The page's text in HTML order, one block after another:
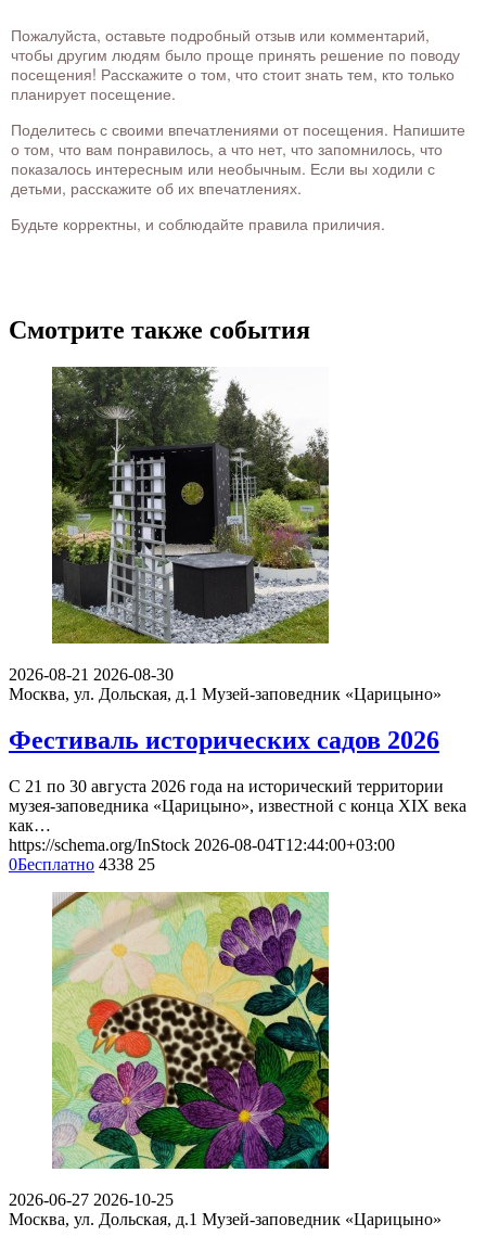
Пожалуйста, оставьте подробный отзыв или комментарий,
чтобы другим людям было проще принять решение по поводу
посещения! Расскажите о том, что стоит знать тем, кто только
планирует посещение.
Поделитесь с своими впечатлениями от посещения. Напишите
о том, что вам понравилось, а что нет, что запомнилось, что
показалось интересным или необычным. Если вы ходили с
детьми, расскажите об их впечатлениях.
Будьте корректны, и соблюдайте правила приличия.
Смотрите также события
2026-08-21 2026-08-30
Москва, ул. Дольская, д.1 Музей-заповедник «Царицыно»
Фестиваль исторических садов 2026
С 21 по 30 августа 2026 года на исторический территории
музея-заповедника «Царицыно», известной с конца XIX века
как…
https://schema.org/InStock 2026-08-04T12:44:00+03:00
0Бесплатно 4338 25
2026-06-27 2026-10-25
Москва, ул. Дольская, д.1 Музей-заповедник «Царицыно»